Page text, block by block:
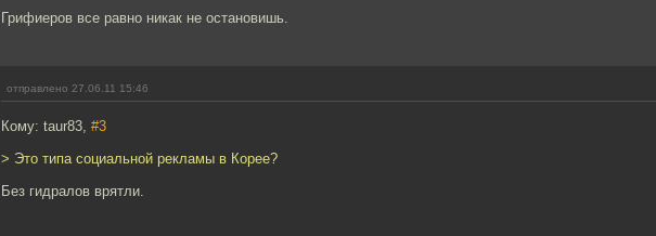
Грифиеров все равно никак не остановишь.
отправлено 27.06.11 15:46
Кому: taur83, #3
> Это типа социальной рекламы в Корее?
Без гидралов врятли.